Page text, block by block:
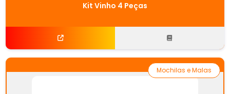
Kit Vinho 4 Peças
Mochilas e Malas